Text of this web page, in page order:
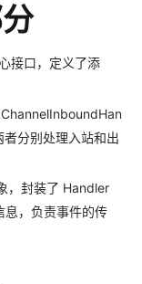
接口，定义了添
分别处理入站和出
，封装了 Handler
息，负责事件的传